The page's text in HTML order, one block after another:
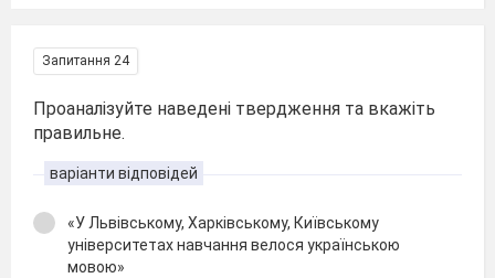
Запитання 24
Проаналізуйте наведені твердження та вкажіть
правильне.
варіанти відповідей
«У Львівському, Харківському, Київському
університетах навчання велося українською
мовою»